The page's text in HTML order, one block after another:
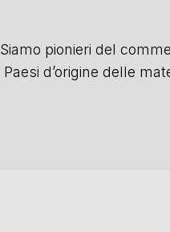
Siamo pionieri del
Paesi d’origine delle